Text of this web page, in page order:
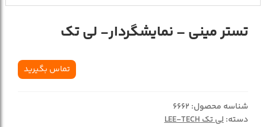
تستر ميني – نمايشگردار- لي تک
تماس بگیرید
شناسه محصول: 6662
دسته:لی تک LEE-TECH